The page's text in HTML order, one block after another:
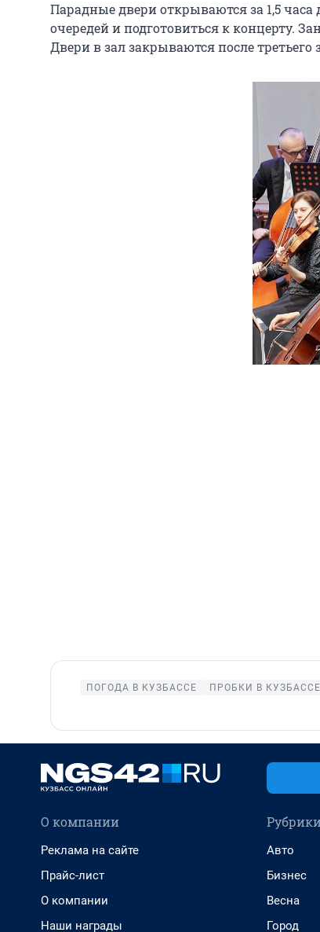
Парадные двери открываются за 1,5
очередей и подготовиться к концерту.
Двери в зал закрываются после третьего
ПОГОДА В КУЗБАССЕ ПРОБКИ В КУЗБАССЕ
О компании
Реклама на сайте
Прайс-лист
О компании
Наши награды
Авто
Бизнес
Весна
Город